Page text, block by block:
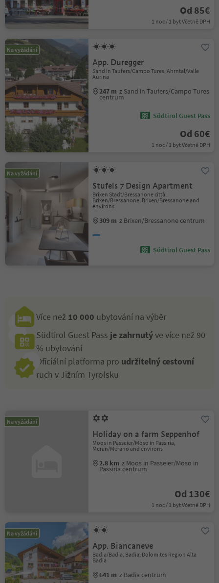
Od 85€
1 noc / 1 byt Včetně DPH
Na vyžádání
App. Duregger
Sand in Taufers/Campo Tures, Ahrntal/Valle
Aurina
247 m z Sand in Taufers/Campo Tures
centrum
Südtirol Guest Pass
Od 60€
1 noc / 1 byt Včetně DPH
Na vyžádání
Stufels 7 Design Apartment
Brixen Stadt/Bressanone città,
Brixen/Bressanone, Brixen/Bressanone and
environs
309 m z Brixen/Bressanone centrum
Südtirol Guest Pass
Více než 10 000 ubytování na výběr
Südtirol Guest Pass je zahrnutýve více než 90
% ubytování
Oficiální platforma pro udržitelný cestovní
ruch v Jižním Tyrolsku
Na vyžádání
Holiday on a farm Seppenhof
Moos in Passeier/Moso in Passiria,
Meran/Merano and environs
2.8 km z Moos in Passeier/Moso in
Passiria centrum
Od 130€
1 noc / 1 byt Včetně DPH
Na vyžádání
App. Biancaneve
Badia/Badia, Badia, Dolomites Region Alta
Badia
641 m z Badia centrum